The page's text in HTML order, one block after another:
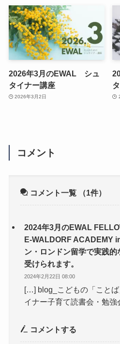
2026年3月のEWAL シュ
タイナー講座
2026年3月2日
コメント
コメント一覧 （1件）
2024年3月のEWAL
E-WALDORF ACADEMY
ン・ロンドン留学で実践
受けられます。
2024年2月22日 08:00
[…] blog_こどもの「こと
イナー子育て読書会・勉
コメントする